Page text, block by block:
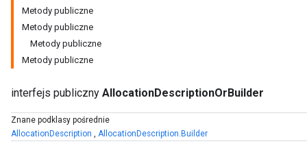
Metody publiczne
Metody publiczne
Metody publiczne
Metody publiczne
interfejs publiczny AllocationDescriptionOrBuilder
Znane podklasy pośrednie
AllocationDescription , AllocationDescription.Builder